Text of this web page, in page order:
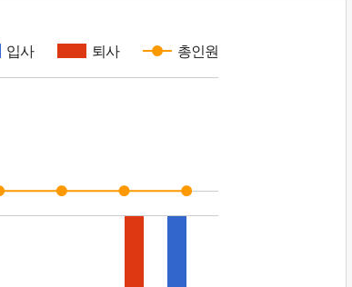
입사 퇴사 총인원